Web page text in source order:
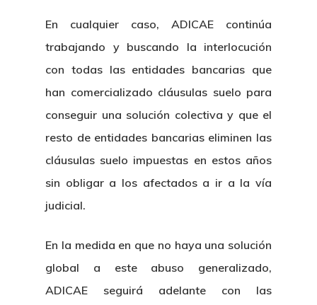
En cualquier caso, ADICAE continúa
trabajando y buscando la interlocución
con todas las entidades bancarias que
han comercializado cláusulas suelo para
conseguir una solución colectiva y que el
resto de entidades bancarias eliminen las
cláusulas suelo impuestas en estos años
sin obligar a los afectados a ir a la vía
judicial.
En la medida en que no haya una solución
global a este abuso generalizado,
ADICAE seguirá adelante con las
Noticias
Sentencias
Revista
Café Jurídico
Colabora